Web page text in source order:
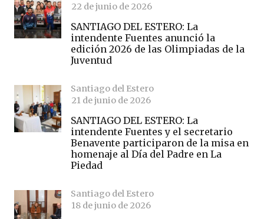
22 de junio de 2026
SANTIAGO DEL ESTERO: La
intendente Fuentes anunció la
edición 2026 de las Olimpiadas de la
Juventud
Santiago del Estero
21 de junio de 2026
SANTIAGO DEL ESTERO: La
intendente Fuentes y el secretario
Benavente participaron de la misa en
homenaje al Día del Padre en La
Piedad
Santiago del Estero
18 de junio de 2026